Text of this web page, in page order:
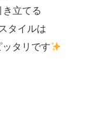
立てる
タイルは
タリです